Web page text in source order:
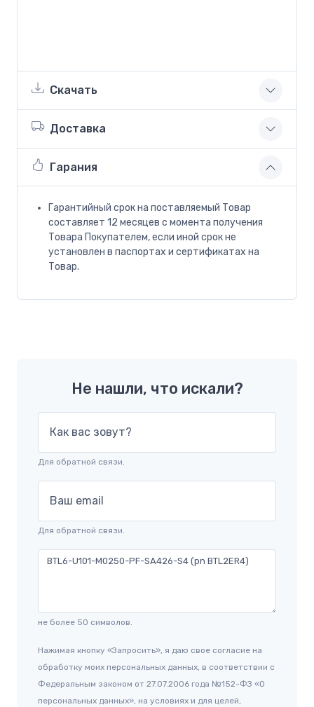
Скачать
Доставка
Гарания
Гарантийный срок на поставляемый Товар
составляет 12 месяцев с момента получения
Товара Покупателем, если иной срок не
установлен в паспортах и сертификатах на
Товар.
Не нашли, что искали?
Как вас зовут?
Для обратной связи.
Ваш email
Для обратной связи.
не более 50 символов.
Нажимая кнопку «Запросить», я даю свое согласие на
обработку моих персональных данных, в соответствии с
Федеральным законом от 27.07.2006 года №152-ФЗ «О
персональных данных», на условиях и для целей,